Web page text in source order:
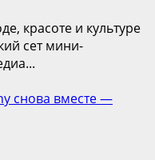
красоте и культуре
сет мини-
снова вместе —